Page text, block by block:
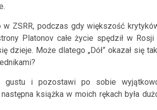
w ZSRR, podczas gdy większość
Platonov całe życie spędził w Rosji
dzieje. Może dlatego „Dół” okazał się
gustu i pozostawi po sobie
książka w moich rękach była